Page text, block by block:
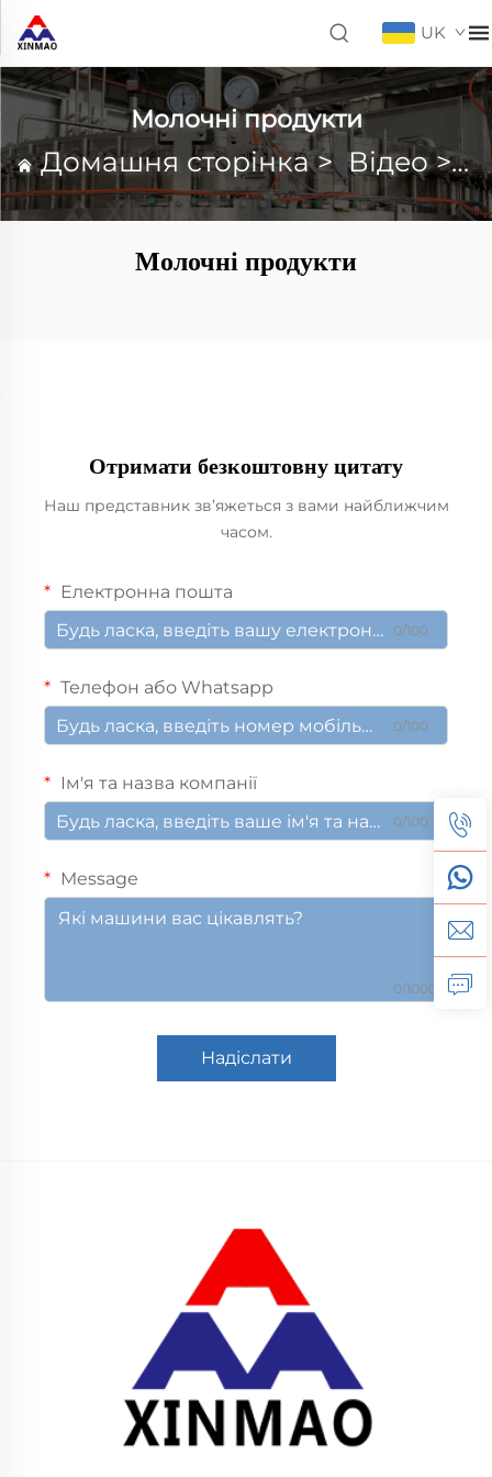
UK
Молочні продукти
Домашня сторінка>Відео>
Молочні продукти
Отримати безкоштовну цитату
Наш представник зв’яжеться з вами найближчим
часом.
Електронна пошта
0/100
Телефон або Whatsapp
0/100
Ім'я та назва компанії
0/100
Message
0/1000
Надіслати